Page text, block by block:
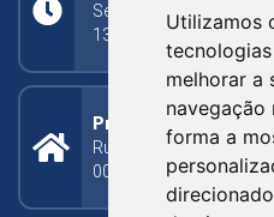
Utilizamos
melhorar a
navegação
forma a
Segunda a Sexta: 8h às
13h30min às 17h
Prefeitura Municipal
Rua Silva Jardim, 505 -
000